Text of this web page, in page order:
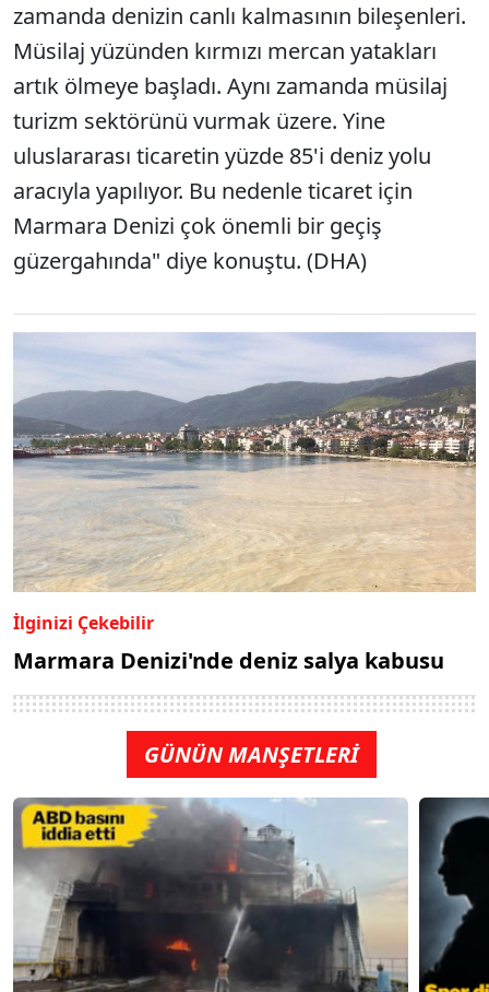
zamanda denizin canlı kalmasının bileşenleri.
Müsilaj yüzünden kırmızı mercan yatakları
artık ölmeye başladı. Aynı zamanda müsilaj
turizm sektörünü vurmak üzere. Yine
uluslararası ticaretin yüzde 85'i deniz yolu
aracıyla yapılıyor. Bu nedenle ticaret için
Marmara Denizi çok önemli bir geçiş
güzergahında" diye konuştu. (DHA)
İlginizi Çekebilir
Marmara Denizi'nde deniz salya kabusu
GÜNÜN MANŞETLERİ